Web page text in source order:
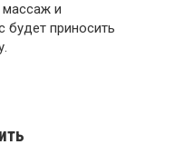
массаж и
приносить